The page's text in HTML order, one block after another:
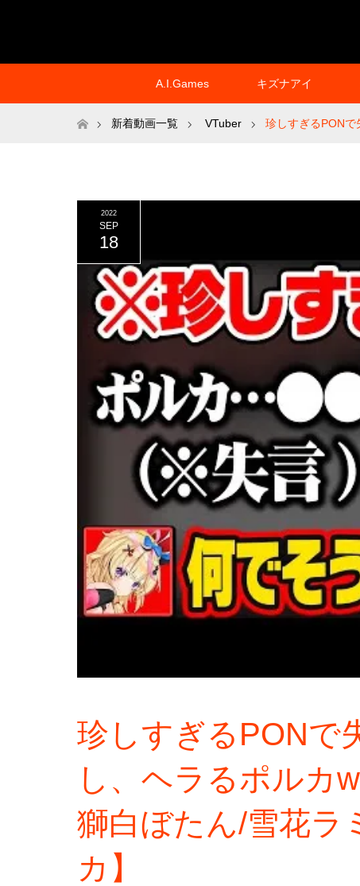
A.I.Games キズナアイ
ホーム新着動画一覧 VTuber 珍しすぎるPONで
2022
SEP
18
珍しすぎるPONで
し、ヘラるポルカ
獅白ぼたん/雪花ラ
カ】